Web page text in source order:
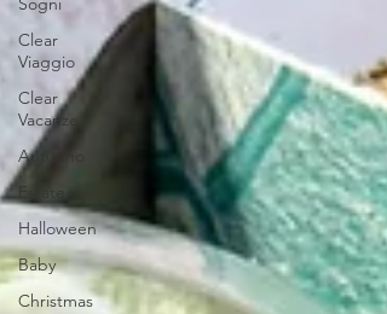
Clear
Viaggio
Clear
Vacanze
Autunno
Estate
Halloween
Baby
Christmas